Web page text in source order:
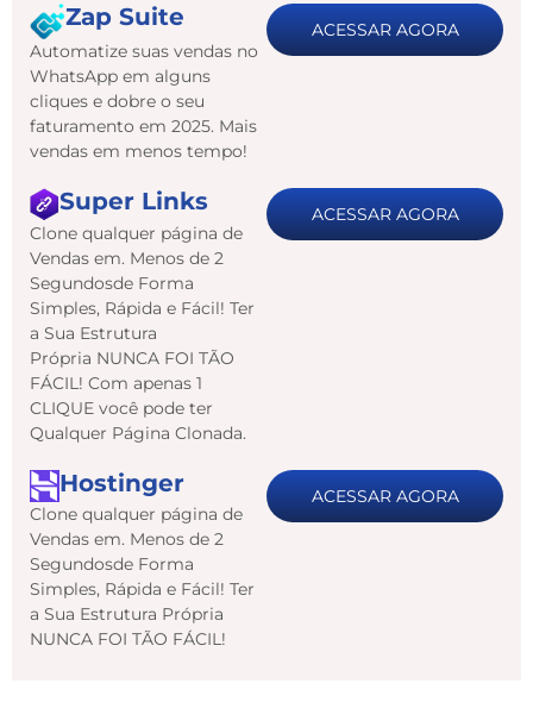
Zap Suite
Automatize suas vendas no
WhatsApp em alguns
cliques e dobre o seu
faturamento em 2025. Mais
vendas em menos tempo!
ACESSAR AGORA
Super Links
Clone qualquer página de
Vendas em. Menos de 2
Segundosde Forma
Simples, Rápida e Fácil! Ter
a Sua Estrutura
Própria NUNCA FOI TÃO
FÁCIL! Com apenas 1
CLIQUE você pode ter
Qualquer Página Clonada.
ACESSAR AGORA
Hostinger
Clone qualquer página de
Vendas em. Menos de 2
Segundosde Forma
Simples, Rápida e Fácil! Ter
a Sua Estrutura Própria
NUNCA FOI TÃO FÁCIL!
ACESSAR AGORA